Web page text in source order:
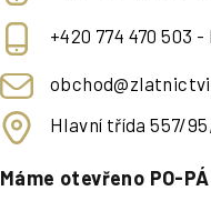
+420 774 470 503
Hlavní třída 557/
Máme otevřeno PO-